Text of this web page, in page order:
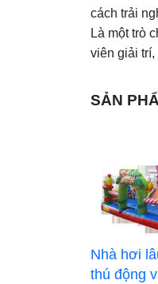
cách trải
Là một trò
viên giải
SẢN
Nhà hơi
thú động